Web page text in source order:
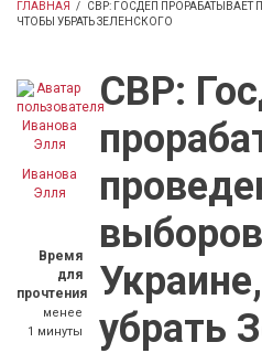
ГЛАВНАЯ /
СВР: ГОСДЕП ПРОРАБАТЫВАЕТ
ЧТОБЫ УБРАТЬ ЗЕЛЕНСКОГО
Иванова
Элля
Время
для
прочтения
менее
1 минуты
СВР:
убрать